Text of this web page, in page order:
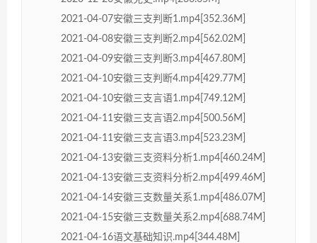
2021-04-07安徽三支判断1.mp4[352.36M]
2021-04-08安徽三支判断2.mp4[562.02M]
2021-04-09安徽三支判断3.mp4[467.80M]
2021-04-10安徽三支判断4.mp4[429.77M]
2021-04-10安徽三支言语1.mp4[749.12M]
2021-04-11安徽三支言语2.mp4[500.56M]
2021-04-11安徽三支言语3.mp4[523.23M]
2021-04-13安徽三支资料分析1.mp4[460.24M]
2021-04-13安徽三支资料分析2.mp4[499.46M]
2021-04-14安徽三支数量关系1.mp4[486.07M]
2021-04-15安徽三支数量关系2.mp4[688.74M]
2021-04-16语文基础知识.mp4[344.48M]